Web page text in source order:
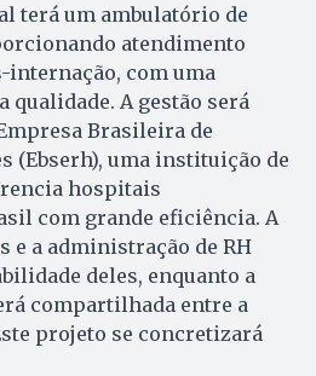
terá um ambulatório de
atendimento
com uma
A gestão será
Brasileira de
(Ebserh), uma instituição de
hospitais
com grande eficiência. A
e a administração de RH
deles, enquanto a
compartilhada entre a
projeto se concretizará